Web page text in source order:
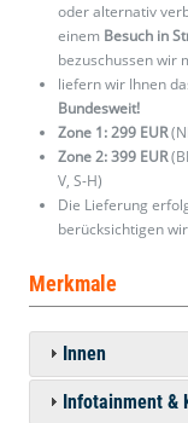
oder alternativ
einem Besuch in
bezuschussen wir
liefern wir Ihnen
Bundesweit!
Zone 1: 299 EUR
Zone 2: 399 EUR
V, S-H)
Die Lieferung
berücksichtigen
Merkmale
Innen
Infotainment &